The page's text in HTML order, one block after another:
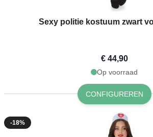
Sexy politie kostuum zwart
€ 44,90
Op voorraad
CONFIGUREREN
-18%